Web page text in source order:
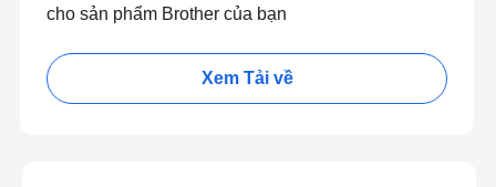
cho sản phẩm Brother của bạn
Xem Tải về